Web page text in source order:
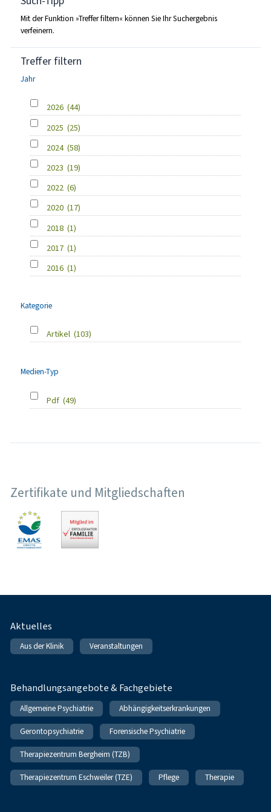
Mit der Funktion »Treffer filtern« können Sie Ihr Suchergebnis
verfeinern.
Treffer filtern
Jahr
2026 (44)
2025 (25)
2024 (58)
2023 (19)
2022 (6)
2020 (17)
2018 (1)
2017 (1)
2016 (1)
Kategorie
Artikel (103)
Medien-Typ
Pdf (49)
Zertifikate und Mitgliedschaften
Fußnavigation
Aktuelles
Aus der Klinik Veranstaltungen
Behandlungsangebote & Fachgebiete
Allgemeine Psychiatrie Abhängigkeitserkrankungen
Gerontopsychiatrie Forensische Psychiatrie
Therapiezentrum Bergheim (TZB)
Therapiezentrum Eschweiler (TZE) Pflege Therapie